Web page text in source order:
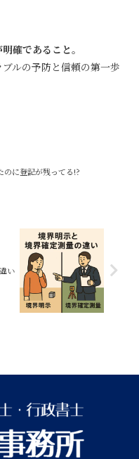
確であること。
ルの予防と信頼の第一歩
に登記が残ってる!?
い